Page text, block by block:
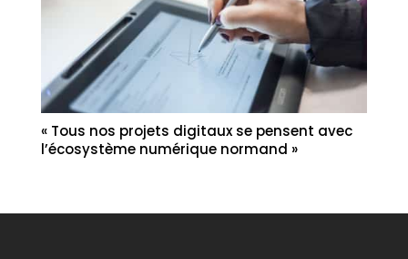
« Tous nos projets digitaux se pensent avec
l’écosystème numérique normand »